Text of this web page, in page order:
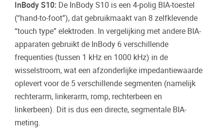
InBody S10: De InBody S10 is een 4-polig BIA-toestel
(“hand-to-foot”), dat gebruikmaakt van 8 zelfklevende
“touch type” elektroden. In vergelijking met andere BIA-
apparaten gebruikt de InBody 6 verschillende
frequenties (tussen 1 kHz en 1000 kHz) in de
wisselstroom, wat een afzonderlijke impedantiewaarde
oplevert voor de 5 verschillende segmenten (namelijk
rechterarm, linkerarm, romp, rechterbeen en
linkerbeen). Dit is dus een directe, segmentale BIA-
meting.